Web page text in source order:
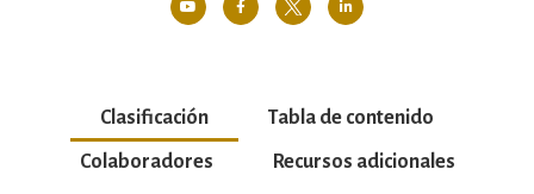
Clasificación Tabla de contenido
Colaboradores Recursos adicionales